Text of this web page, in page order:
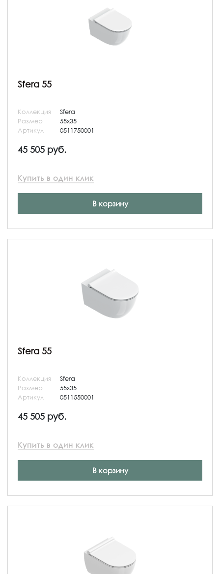
Sfera 55
Коллекция
Sfera
Размер
55x35
Артикул
0511750001
45 505 руб.
Купить в один клик
В корзину
Sfera 55
Коллекция
Sfera
Размер
55x35
Артикул
0511550001
45 505 руб.
Купить в один клик
В корзину